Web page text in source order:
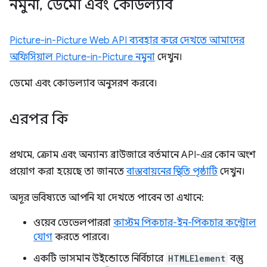
নমুনা, ডেমো এবং কোডল্যাব
Picture-in-Picture Web API ব্যবহার করে দেখতে আমাদের
অফিসিয়াল Picture-in-Picture নমুনা দেখুন।
ডেমো এবং কোডল্যাব অনুসরণ করবে।
এরপর কি
প্রথমে, ক্রোম এবং অন্যান্য ব্রাউজারে বর্তমানে API-এর কোন অংশ
প্রয়োগ করা হয়েছে তা জানতেবাস্তবায়নের স্থিতি পৃষ্ঠাটিদেখুন।
অদূর ভবিষ্যতে আপনি যা দেখতে পাবেন তা এখানে:
ওয়েব ডেভেলপাররা কাস্টম পিকচার-ইন-পিকচার কন্ট্রোল
যোগ করতে পারবে।
একটি ভাসমান উইন্ডোতে নির্বিচারে HTMLElement বস্তু